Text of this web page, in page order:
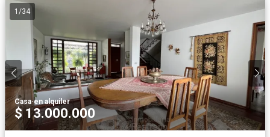
1 /34
Casa·en alquiler
$ 13.000.000